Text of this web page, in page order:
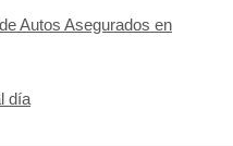
Autos Asegurados en
día